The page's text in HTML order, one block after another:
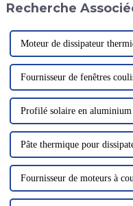
améliorer l'accessibilité...
Recherche
Moteur de dissipateur
Fournisseur de fenêtres
Profilé solaire en aluminium
Pâte thermique pour
Fournisseur de moteurs à